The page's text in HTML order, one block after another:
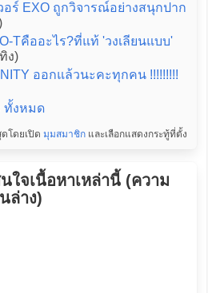
อร์ EXO ถูกวิจารณ์อย่างสนุกปาก
Tคืออะไร?ที่แท้ 'วงเลียนแบบ'
ง)
ออกแล้วนะคะทุกคน !!!!!!!!!
ทั้งหมด
ดโดยเปิดมุมสมาชิก และเลือกแสดงกระทู้ที่ตั้ง
จเนื้อหาเหล่านี้ (ความ
ล่าง)